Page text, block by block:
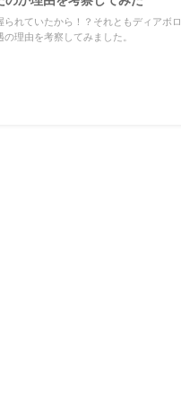
れていたから！？それともディアボ
理由を考察してみました。